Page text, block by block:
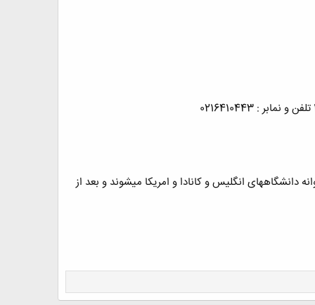
دانشگاههای انگلیس و کانادا و امریکا میشوند و بعد از